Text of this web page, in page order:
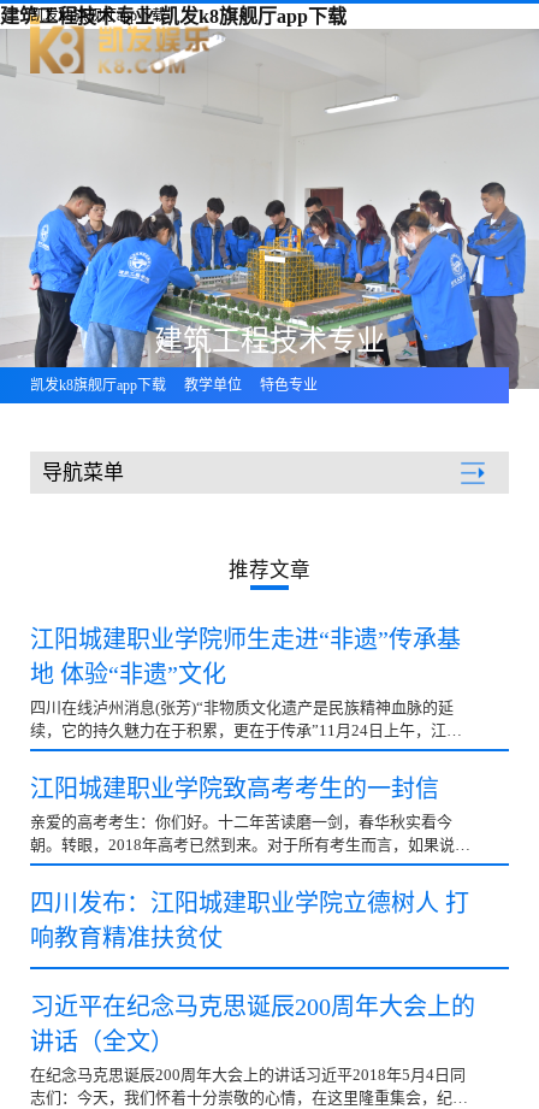
建筑工程技术专业-凯发k8旗舰厅app下载
凯发k8旗舰厅app下载
建筑工程技术专业
凯发k8旗舰厅app下载 教学单位 特色专业
导航菜单
推荐文章
江阳城建职业学院师生走进“非遗”传承基
地 体验“非遗”文化
四川在线泸州消息(张芳)“非物质文化遗产是民族精神血脉的延
续，它的持久魅力在于积累，更在于传承”11月24日上午，江阳
城建职业学院宣传部长周跃刚带领师生走进“国家非物...
江阳城建职业学院致高考考生的一封信
亲爱的高考考生：你们好。十二年苦读磨一剑，春华秋实看今
朝。转眼，2018年高考已然到来。对于所有考生而言，如果说高
考是人生中一个重要的转折点，那么选择适合自己的大学...
四川发布：江阳城建职业学院立德树人 打
响教育精准扶贫仗
习近平在纪念马克思诞辰200周年大会上的
讲话（全文）
在纪念马克思诞辰200周年大会上的讲话习近平2018年5月4日同
志们：今天，我们怀着十分崇敬的心情，在这里隆重集会，纪念